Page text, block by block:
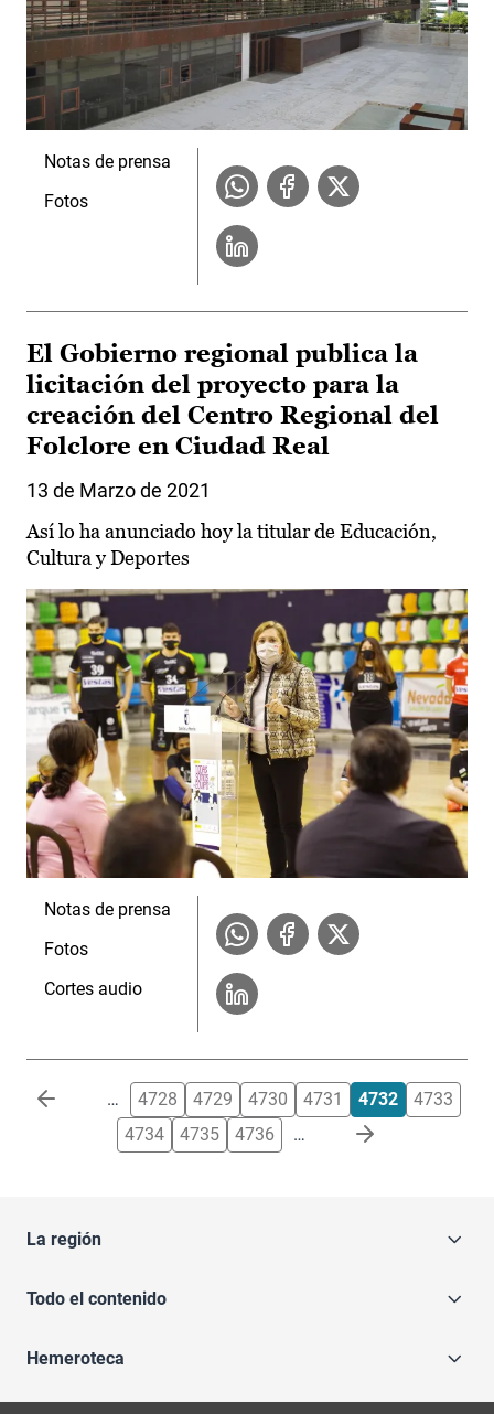
Notas de prensa
Fotos
El Gobierno regional publica la
licitación del proyecto para la
creación del Centro Regional del
Folclore en Ciudad Real
13 de Marzo de 2021
Así lo ha anunciado hoy la titular de Educación,
Cultura y Deportes
Notas de prensa
Fotos
Cortes audio
Paginación … 4728 4729 4730 4731 4732
4733
4734
4735 4736 …
La región
Todo el contenido
Hemeroteca